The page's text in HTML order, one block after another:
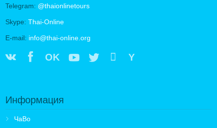
Telegram: @thaionlinetours
Skype: Thai-Online
E-mail: info@thai-online.org
OK Y
Информация
ЧаВо